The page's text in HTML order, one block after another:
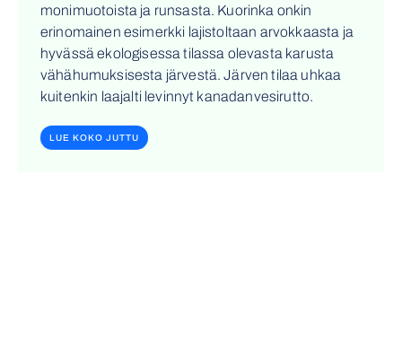
monimuotoista ja runsasta. Kuorinka onkin
erinomainen esimerkki lajistoltaan arvokkaasta ja
hyvässä ekologisessa tilassa olevasta karusta
vähähumuksisesta järvestä. Järven tilaa uhkaa
kuitenkin laajalti levinnyt kanadanvesirutto.
LUE KOKO JUTTU